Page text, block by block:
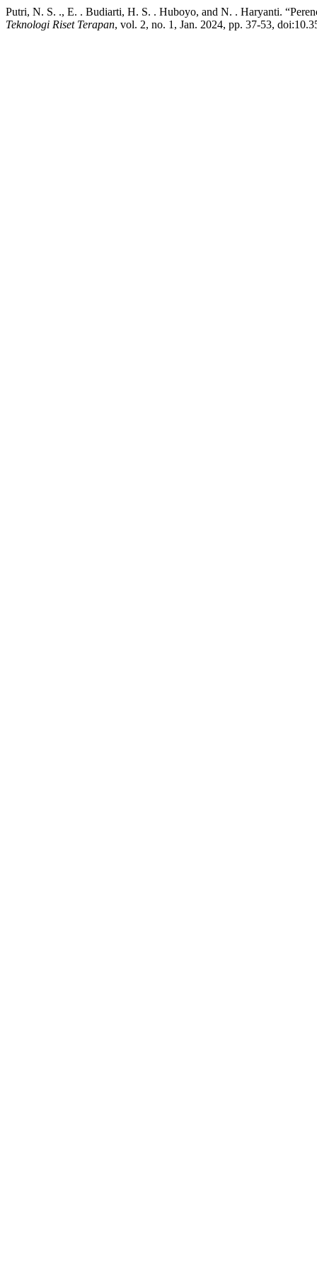
Putri, N. S. ., E. . Budiarti, H. S. . Huboyo, and N. . Haryanti.
Teknologi Riset Terapan, vol. 2, no. 1, Jan. 2024, pp. 37-53,